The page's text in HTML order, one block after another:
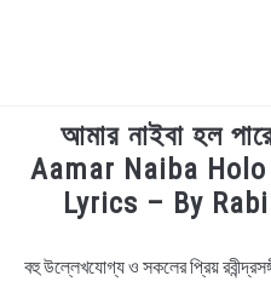
TECHNOLOGY
HEALTH & LIFESTYLE
BIOGRAPHY
আমার নাইবা হল
Aamar Naiba
Lyrics – By
in
বহু উল্লেখযােগ্য ও সকলের প্রিয়